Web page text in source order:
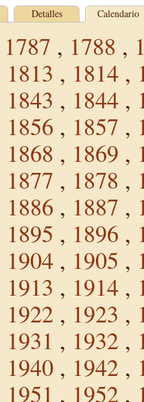
Detalles Calendario
1787 , 1788 ,
1813 , 1814 ,
1843 , 1844 ,
1856 , 1857 ,
1868 , 1869 ,
1877 , 1878 ,
1886 , 1887 ,
1895 , 1896 ,
1904 , 1905 ,
1913 , 1914 ,
1922 , 1923 ,
1931 , 1932 ,
1940 , 1942 ,
1951 , 1952 ,